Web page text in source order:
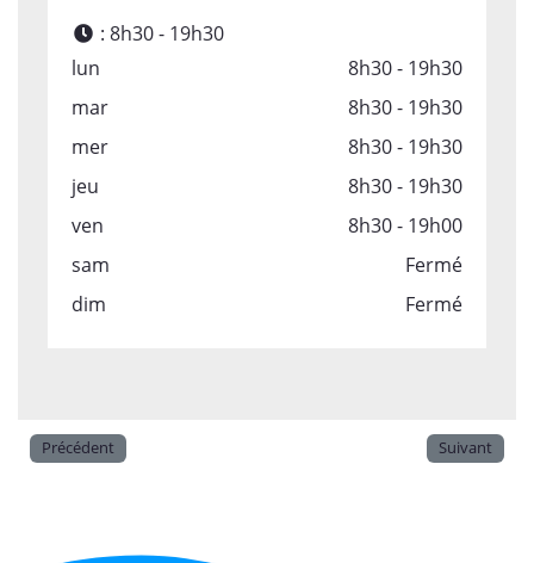
: 8h30 - 19h30
lun
8h30 - 19h30
mar
8h30 - 19h30
mer
8h30 - 19h30
jeu
8h30 - 19h30
ven
8h30 - 19h00
sam
Fermé
dim
Fermé
Précédent Suivant